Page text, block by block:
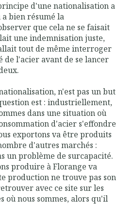
d'une nationalisation a
bien résumé la
que cela ne se faisait
une indemnisation juste,
tout de même interroger
de l'acier avant de se lancer
n'est pas un but
est : industriellement,
dans une situation où
d'acier s'effondre
exportons va être produits
d'autres marchés :
un problème de surcapacité.
produire à Florange va
production ne trouve pas son
avec ce site sur les
où nous sommes, alors qu'il